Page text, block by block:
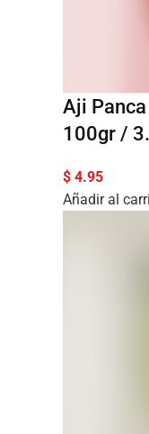
Aji
100gr /
$4.95
Añadir al